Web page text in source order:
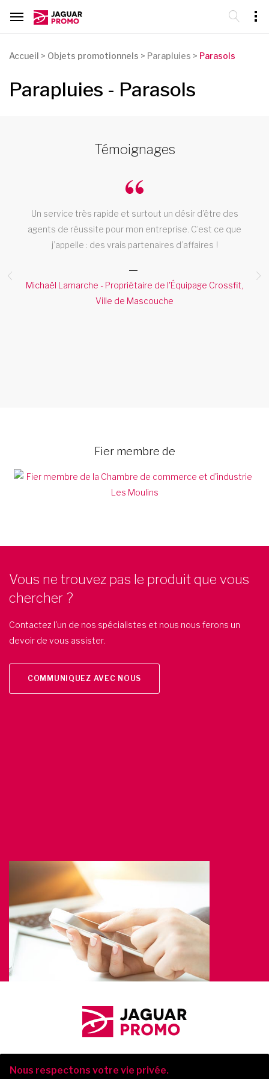
Accueil > Objets promotionnels > Parapluies > Parasols
Parapluies - Parasols
Témoignages
Un service très rapide et surtout un désir d’être des
agents de réussite pour mon entreprise. C’est ce que
j’appelle : des vrais partenaires d’affaires !
Michaël Lamarche - Propriétaire de l'Équipage Crossfit,
Ville de Mascouche
Fier membre de
Vous ne trouvez pas le produit que vous
chercher ?
Contactez l'un de nos spécialistes et nous nous ferons un
devoir de vous assister.
COMMUNIQUEZ AVEC NOUS
Nous respectons votre vie privée.